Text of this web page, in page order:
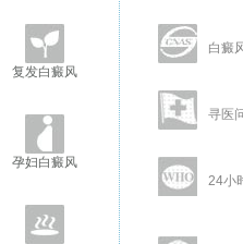
复发白癜风
孕妇白癜风
白癜
寻医
24小